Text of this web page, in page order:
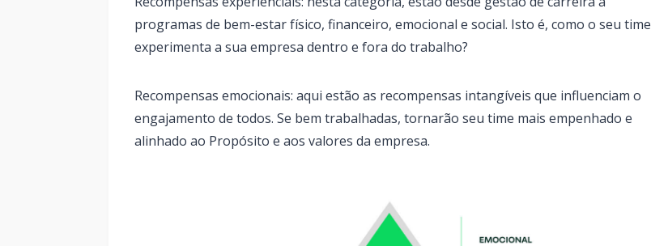
programas de bem-estar físico, financeiro, emocional e social. Isto é, como o seu time
experimenta a sua empresa dentro e fora do trabalho?
Recompensas emocionais: aqui estão as recompensas intangíveis que influenciam o
engajamento de todos. Se bem trabalhadas, tornarão seu time mais empenhado e
alinhado ao Propósito e aos valores da empresa.